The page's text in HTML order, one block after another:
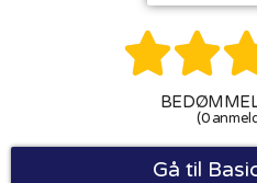

(0
Gå til